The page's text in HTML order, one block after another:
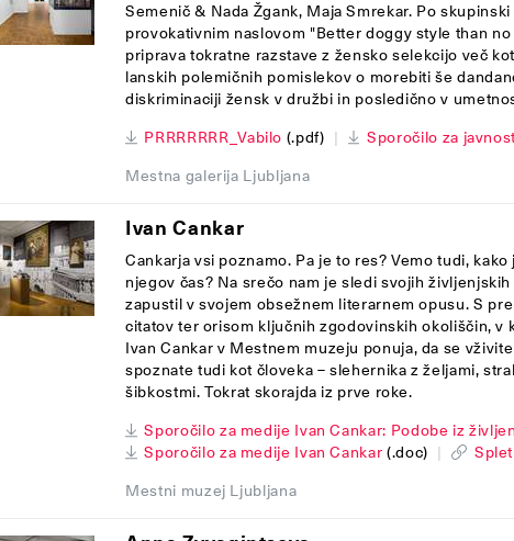
Semenič & Nada Žgank, Maja Smrekar. Po
provokativnim naslovom "Better doggy style than
priprava tokratne razstave z žensko selekcijo več
lanskih polemičnih pomislekov o morebiti še
diskriminaciji žensk v družbi in posledično v
PRRRRRRR_Vabilo (.pdf) | Sporočilo za
Mestna galerija Ljubljana
Ivan Cankar
Cankarja vsi poznamo. Pa je to res? Vemo tudi,
njegov čas? Na srečo nam je sledi svojih
zapustil v svojem obsežnem literarnem opusu. S
citatov ter orisom ključnih zgodovinskih okoliščin, v
Ivan Cankar v Mestnem muzeju ponuja, da se
spoznate tudi kot človeka – slehernika z željami,
šibkostmi. Tokrat skorajda iz prve roke.
Sporočilo za medije Ivan Cankar: Podobe iz
Sporočilo za medije Ivan Cankar (.doc) |
Mestni muzej Ljubljana